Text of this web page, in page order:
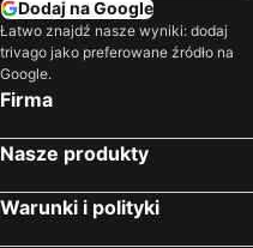
Dodaj na Google
Łatwo znajdź nasze wyniki: dodaj
trivago jako preferowane źródło na
Google.
Firma
Nasze produkty
Warunki i polityki